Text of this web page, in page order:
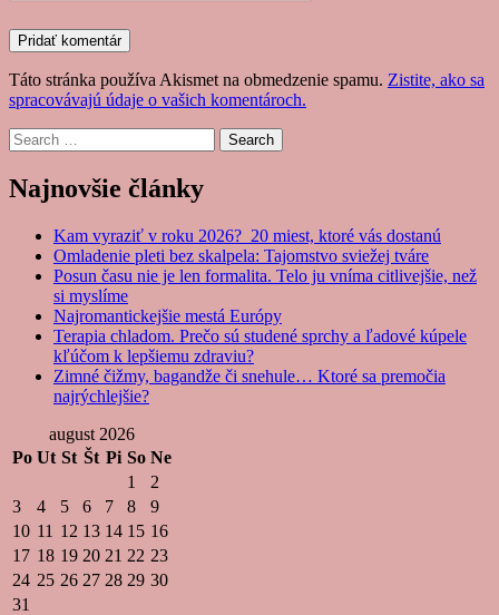
Táto stránka používa Akismet na obmedzenie spamu. Zistite, ako sa
spracovávajú údaje o vašich komentároch.
Search
Najnovšie články
Kam vyraziť v roku 2026? 20 miest, ktoré vás dostanú
Omladenie pleti bez skalpela: Tajomstvo sviežej tváre
Posun času nie je len formalita. Telo ju vníma citlivejšie, než
si myslíme
Najromantickejšie mestá Európy
Terapia chladom. Prečo sú studené sprchy a ľadové kúpele
kľúčom k lepšiemu zdraviu?
Zimné čižmy, bagandže či snehule… Ktoré sa premočia
najrýchlejšie?
august 2026
Po Ut St Št Pi So Ne
1
2
3
4 5 6 7 8
9
10 11 12 13 14 15 16
17 18 19 20 21 22 23
24 25 26 27 28 29 30
31